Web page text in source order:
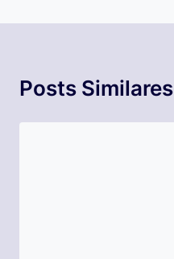
Posts Similares